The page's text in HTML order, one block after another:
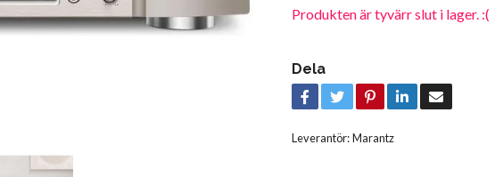
Produkten är tyvärr slut i lager. :(
Dela
Leverantör:Marantz